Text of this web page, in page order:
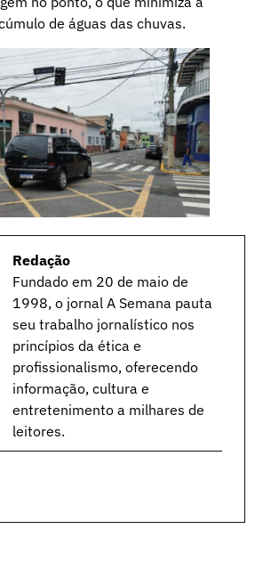
de águas das chuvas.
Redação
Fundado em 20 de maio de
1998, o jornal A Semana pauta
seu trabalho jornalístico nos
princípios da ética e
profissionalismo, oferecendo
informação, cultura e
entretenimento a milhares de
leitores.